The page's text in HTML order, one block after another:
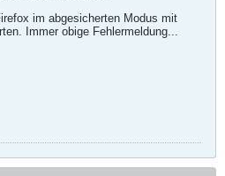
im abgesicherten Modus mit
Immer obige Fehlermeldung...